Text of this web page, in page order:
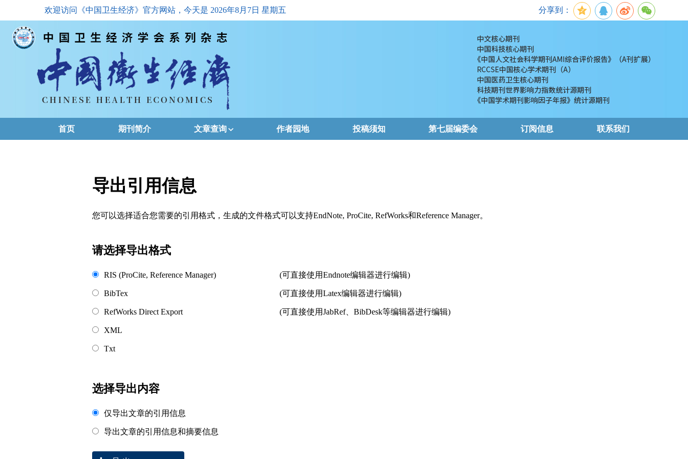
欢迎访问《中国卫生经济》官方网站，今天是 2026年8月7日 星期五 分享到：
首页 期刊简介 文章查询
下载排名
作者园地 投稿须知 第七届编委会 订阅信息 联系我们
导出引用信息
您可以选择适合您需要的引用格式，生成的文件格式可以支持EndNote, ProCite, RefWorks和Reference Manager。
请选择导出格式
RIS (ProCite, Reference Manager) (可直接使用Endnote编辑器进行编辑)
BibTex (可直接使用Latex编辑器进行编辑)
RefWorks Direct Export (可直接使用JabRef、BibDesk等编辑器进行编辑)
XML
Txt
选择导出内容
仅导出文章的引用信息
导出文章的引用信息和摘要信息